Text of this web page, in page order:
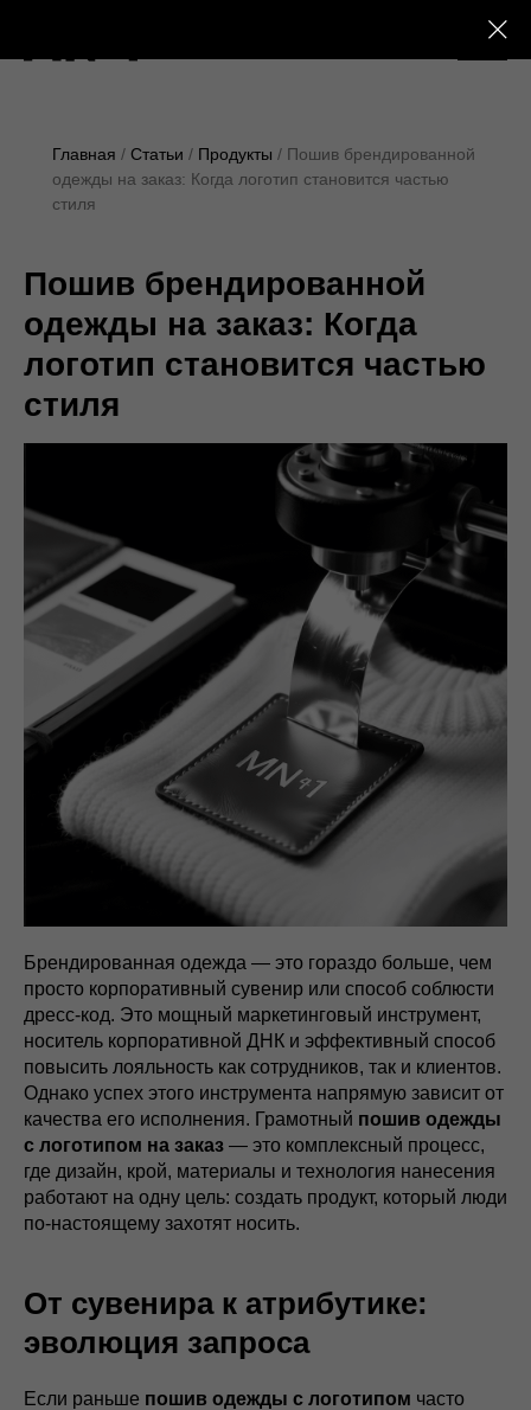
Главная Статьи Продукты
Пошив брендированной
одежды на заказ: Когда логотип становится частью
стиля
Пошив брендированной
одежды на заказ: Когда
логотип становится частью
стиля
Брендированная одежда — это гораздо больше, чем
просто корпоративный сувенир или способ соблюсти
дресс-код. Это мощный маркетинговый инструмент,
носитель корпоративной ДНК и эффективный способ
повысить лояльность как сотрудников, так и клиентов.
Однако успех этого инструмента напрямую зависит от
качества его исполнения. Грамотный пошив одежды
с логотипом на заказ — это комплексный процесс,
где дизайн, крой, материалы и технология нанесения
работают на одну цель: создать продукт, который люди
по-настоящему захотят носить.
От сувенира к атрибутике:
эволюция запроса
Если раньше пошив одежды с логотипом часто